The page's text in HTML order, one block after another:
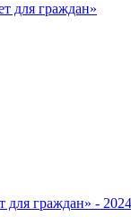
для граждан»
для граждан» - 2024